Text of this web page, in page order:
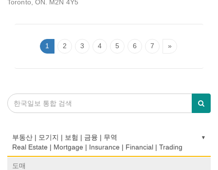
Toronto, ON. M2N 4Y5
1 2 3 4 5 6 7 »
부동산 | 모기지 | 보험 | 금융 | 무역
Real Estate | Mortgage | Insurance | Financial | Trading
도매